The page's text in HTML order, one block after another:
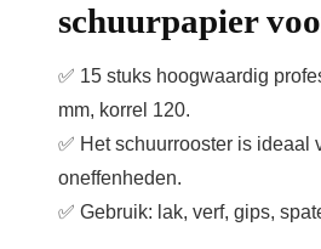
schuurpapier
✅ 15 stuks hoogwaardig
mm, korrel 120.
✅ Het schuurrooster is ideaal
oneffenheden.
✅ Gebruik: lak, verf, gips,